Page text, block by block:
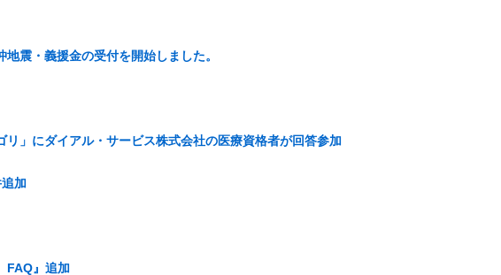
地震・義援金の受付を開始しました。
リ」にダイアル・サービス株式会社の医療資格者が回答参加
加
FAQ』追加